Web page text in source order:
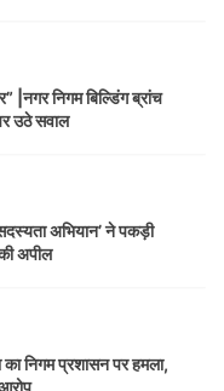
|नगर निगम बिल्डिंग ब्रांच
उठे सवाल
अभियान’ ने पकड़ी
अपील
निगम प्रशासन पर हमला,